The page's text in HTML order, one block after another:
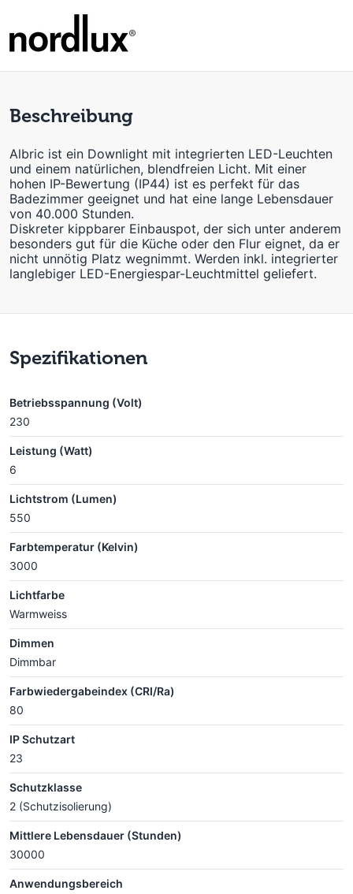
Beschreibung
Albric ist ein Downlight mit integrierten LED-Leuchten
und einem natürlichen, blendfreien Licht. Mit einer
hohen IP-Bewertung (IP44) ist es perfekt für das
Badezimmer geeignet und hat eine lange Lebensdauer
von 40.000 Stunden.
Diskreter kippbarer Einbauspot, der sich unter anderem
besonders gut für die Küche oder den Flur eignet, da er
nicht unnötig Platz wegnimmt. Werden inkl. integrierter
langlebiger LED-Energiespar-Leuchtmittel geliefert.
Spezifikationen
Betriebsspannung (Volt)
230
Leistung (Watt)
6
Lichtstrom (Lumen)
550
Farbtemperatur (Kelvin)
3000
Lichtfarbe
Warmweiss
Dimmen
Dimmbar
Farbwiedergabeindex (CRI/Ra)
80
IP Schutzart
23
Schutzklasse
2 (Schutzisolierung)
Mittlere Lebensdauer (Stunden)
30000
Anwendungsbereich